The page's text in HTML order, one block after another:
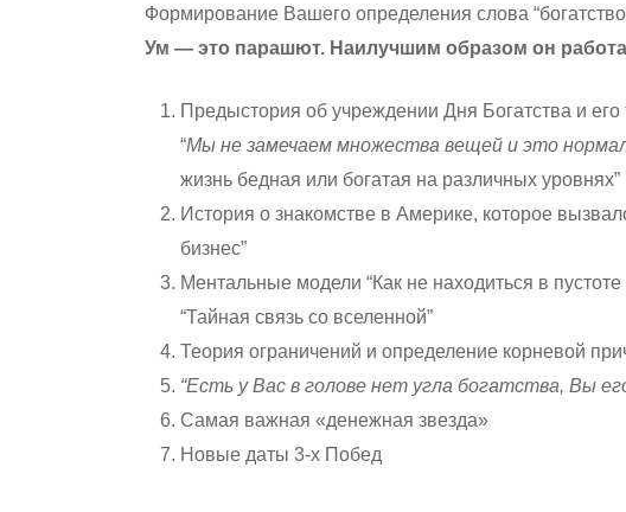
Формирование Вашего определения слова
Ум — это парашют. Наилучшим образом он
Предыстория об учреждении Дня Богатства и
“Мы не замечаем множества вещей и это
жизнь бедная или богатая на различных уровнях”
История о знакомстве в Америке, которое
бизнес”
Ментальные модели “Как не находиться в
“Тайная связь со вселенной”
Теория ограничений и определение корневой
“Есть у Вас в голове нет угла богатства, Вы
Самая важная «денежная звезда»
Новые даты 3-х Побед